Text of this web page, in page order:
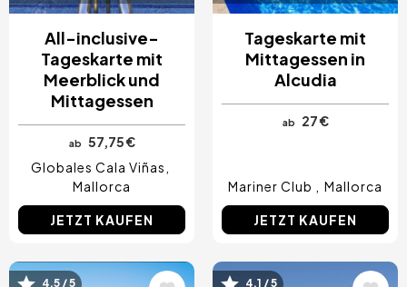
All-inclusive-
Tageskarte mit
Meerblick und
Mittagessen
ab
57,75 €
Globales Cala Viñas
Mallorca
JETZT KAUFEN
Tageskarte mit
Mittagessen in
Alcudia
ab 27 €
Mariner Club Mallorca
JETZT KAUFEN
4.5 / 5 4.1 / 5